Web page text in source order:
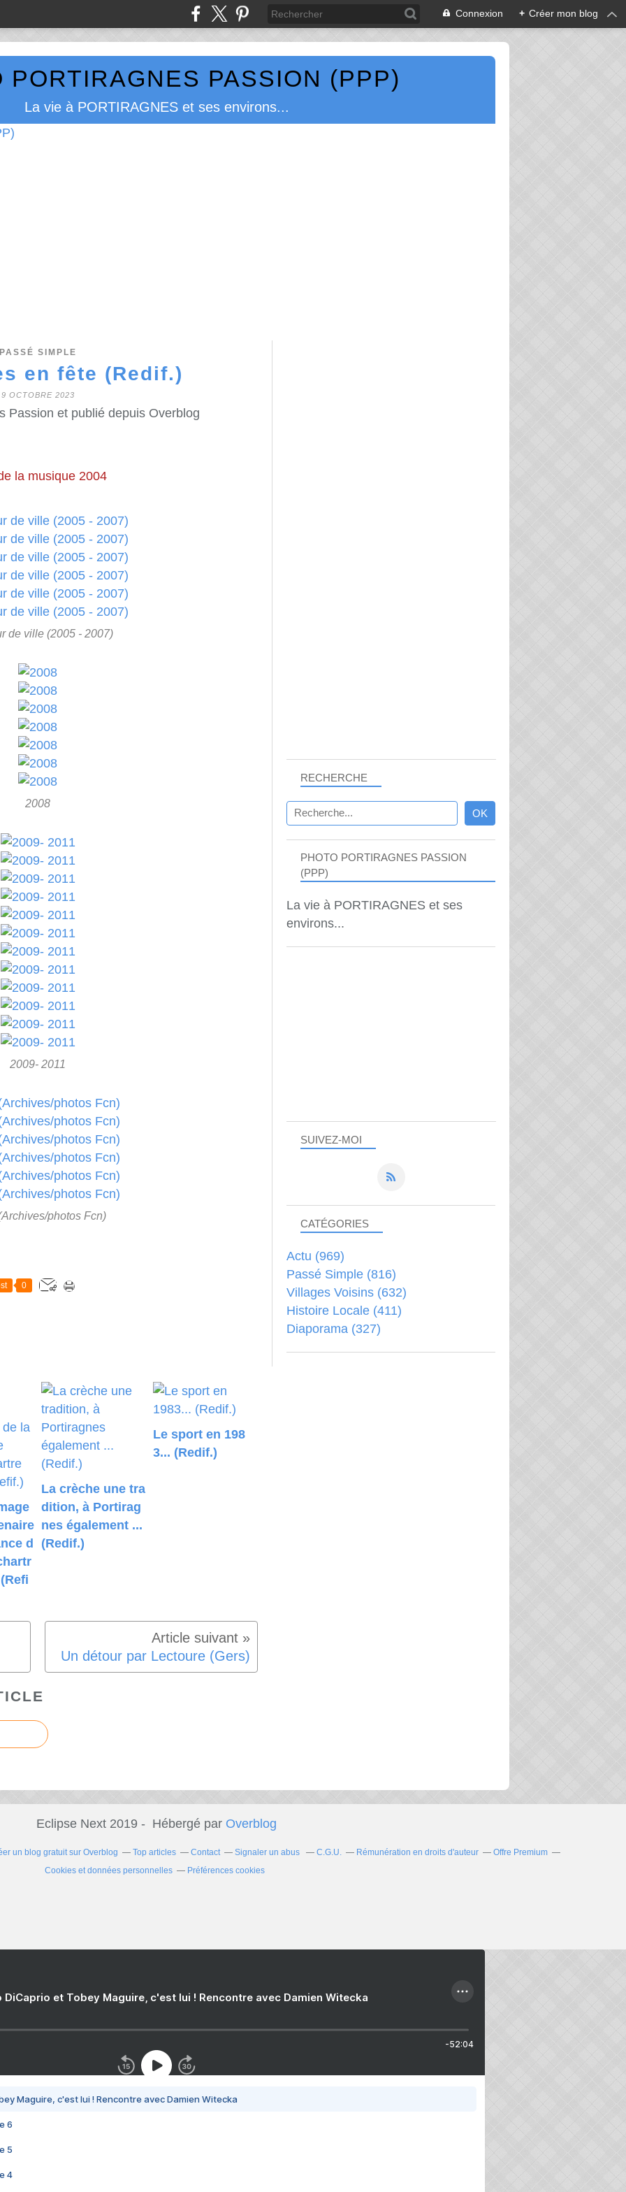
Connexion + Créer mon blog
PORTIRAGNES PASSION (PPP)
La vie à PORTIRAGNES et ses environs...
SIMPLE
en fête (Redif.)
9 OCTOBRE 2023
Passion et publié depuis Overblog
la musique 2004
de ville (2005 - 2007)
2008
2009- 2011
photos Fcn)
0
d
La crèche une tra
dition, à Portirag
nes également ...
(Redif.)
Le sport en 198
3... (Redif.)
Un détour par Lectoure (Gers)
SUIVEZ-MOI
RECHERCHE
PHOTO PORTIRAGNES PASSION
(PPP)
La vie à PORTIRAGNES et ses
environs...
CATÉGORIES
Actu (969)
Passé Simple (816)
Villages Voisins (632)
Histoire Locale (411)
Diaporama (327)
Eclipse Next 2019 - Hébergé par Overblog
un blog gratuit sur Overblog Top articles Contact Signaler un abus C.G.U. Rémunération en droits d'auteur
Offre Premium
Cookies et données personnelles
Préférences cookies
DiCaprio et Tobey Maguire, c'est lui ! Rencontre avec Damien Witecka
-52:04
Maguire, c'est lui ! Rencontre avec Damien Witecka
6
5
4